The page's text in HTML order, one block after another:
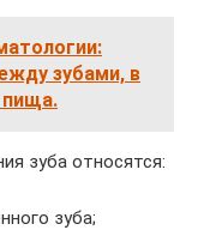
зубами, в
пища.
зуба относятся:
зуба;